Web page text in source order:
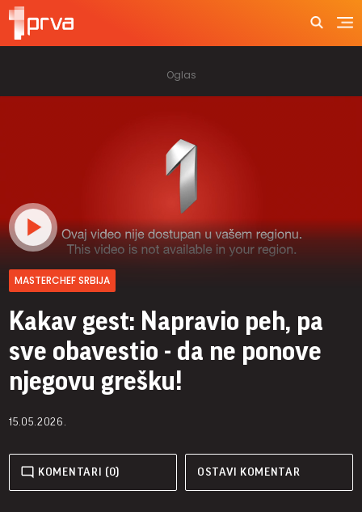
MASTERCHEF SRBIJA
Kakav gest: Napravio peh, pa
sve obavestio - da ne ponove
njegovu grešku!
15.05.2026.
KOMENTARI (0) OSTAVI KOMENTAR